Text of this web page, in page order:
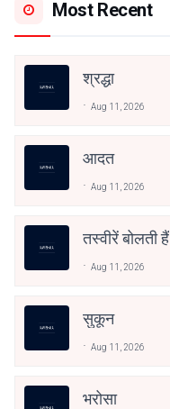
Most Recent
श्रद्धा
Aug 11, 2026
आदत
Aug 11, 2026
तस्वीरें बोलती हैं
Aug 11, 2026
सुकून
Aug 11, 2026
भरोसा